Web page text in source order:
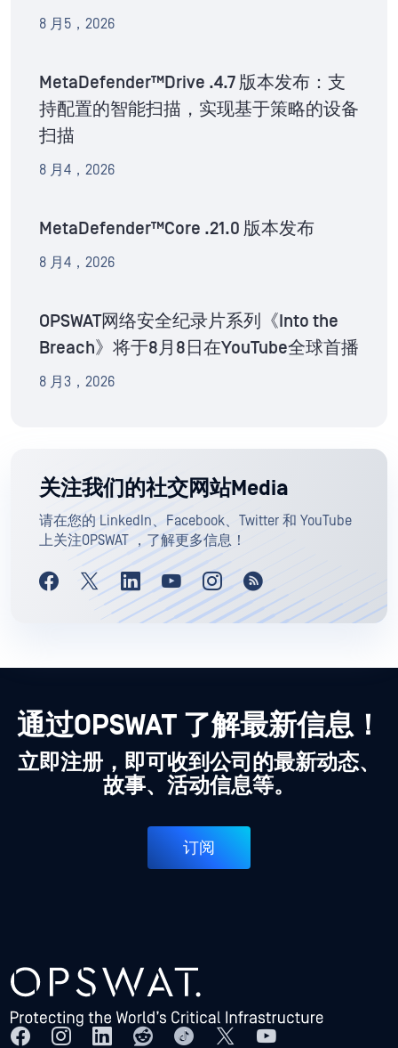
8 月5，2026
MetaDefender™Drive .4.7 版本发布：支
持配置的智能扫描，实现基于策略的设备
扫描
8 月4，2026
MetaDefender™Core .21.0 版本发布
8 月4，2026
OPSWAT网络安全纪录片系列《Into the
Breach》将于8月8日在YouTube全球首播
8 月3，2026
关注我们的社交网站Media
请在您的 LinkedIn、Facebook、Twitter 和 YouTube
上关注OPSWAT ，了解更多信息！
通过OPSWAT 了解最新信息！
立即注册，即可收到公司的最新动态、
故事、活动信息等。
订阅